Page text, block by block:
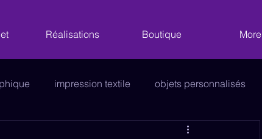
Réalisations Boutique More
impression textile objets personnalisés
Décoration